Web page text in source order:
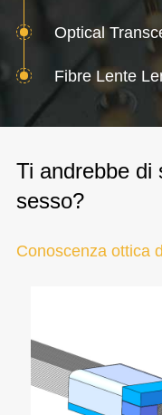
Optical
Fibre Lente
Ti andrebbe di
sesso?
Conoscenza ottica